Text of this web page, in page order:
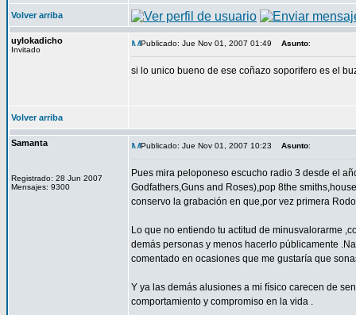
Volver arriba
uylokadicho
Invitado
Publicado: Jue Nov 01, 2007 01:49 Asunto:
si lo unico bueno de ese coñazo soporifero es el
Volver arriba
Samanta
Registrado: 28 Jun 2007
Mensajes: 9300
Publicado: Jue Nov 01, 2007 10:23 Asunto:
Pues mira peloponeso escucho radio 3 desde el
Godfathers,Guns and Roses),pop 8the
conservo la grabación en que,por vez primera
Lo que no entiendo tu actitud de minusvalorarme
demás personas y menos hacerlo públicamente
comentado en ocasiones que me gustaría que
Y ya las demás alusiones a mi físico carecen de
comportamiento y compromiso en la vida .